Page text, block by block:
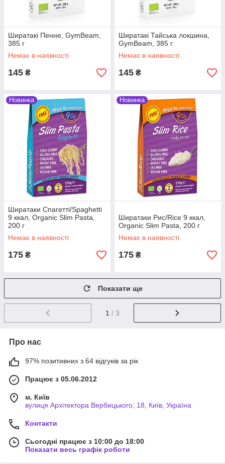
Ширатакі Пенне, GymBeam,
385 г
Немає в наявності
145 ₴
Ширатакі Тайська локшина,
GymBeam, 385 г
Немає в наявності
145 ₴
Новинка
Ширатаки Спагетті/Spaghetti
9 ккал, Organic Slim Pasta,
200 г
Немає в наявності
175 ₴
Новинка
Ширатаки Рис/Rice 9 ккал,
Organic Slim Pasta, 200 г
Немає в наявності
175 ₴
Показати ще
1 / 3
Про нас
97% позитивних з 64 відгуків за рік
Працює з 05.06.2012
м. Київ
вулиця Архітектора Вербицького, 18, Київ, Україна
Контакти
Сьогодні працює з 10:00 до 18:00
Показати весь графік роботи